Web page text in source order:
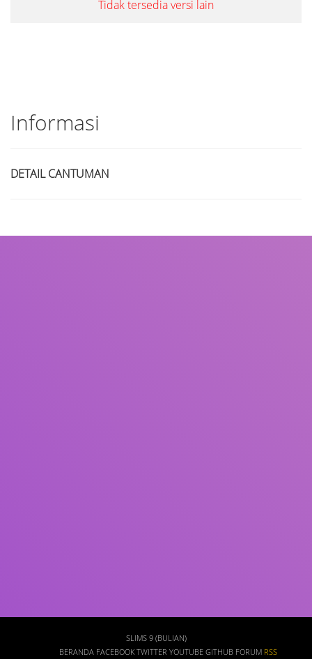
Tidak tersedia versi lain
Informasi
DETAIL CANTUMAN
SLIMS 9 (BULIAN)
BERANDA FACEBOOK TWITTER YOUTUBE GITHUB FORUM RSS